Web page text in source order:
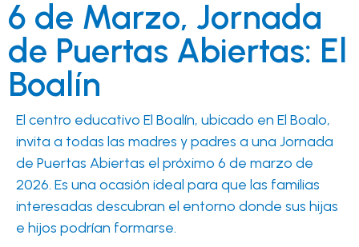
6 de Marzo, Jornada
de Puertas Abiertas: El
Boalín
El centro educativo El Boalín, ubicado en El Boalo,
invita a todas las madres y padres a una Jornada
de Puertas Abiertas el próximo 6 de marzo de
2026. Es una ocasión ideal para que las familias
interesadas descubran el entorno donde sus hijas
e hijos podrían formarse.